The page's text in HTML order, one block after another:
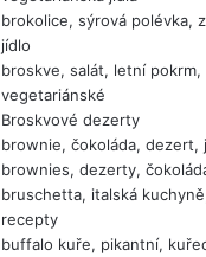
brokolice, sýrová polévka,
jídlo
broskve, salát, letní
vegetariánské
Broskvové dezerty
brownie, čokoláda, dezert,
brownies, dezerty,
bruschetta, italská
recepty
buffalo kuře, pikantní,